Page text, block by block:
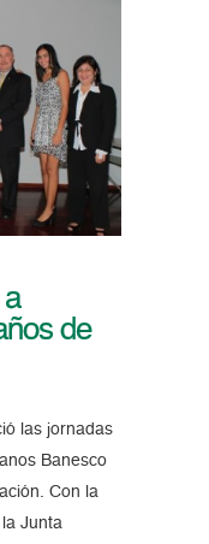
de
las jornadas
Banesco
Con la
Junta